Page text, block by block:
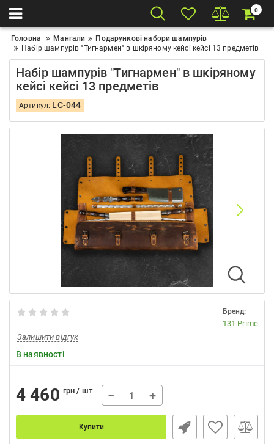
0
Головна Мангали
Подарункові набори шампурів
Набір шампурів "Тигнармен" в шкіряному кейсі кейсі 13 предметів
Набір шампурів "Тигнармен" в шкіряному
кейсі кейсі 13 предметів
Артикул: LC-044
Бренд:
131 Prime
Залишити відгук
В наявності
4 460 грн / шт − +
Купити